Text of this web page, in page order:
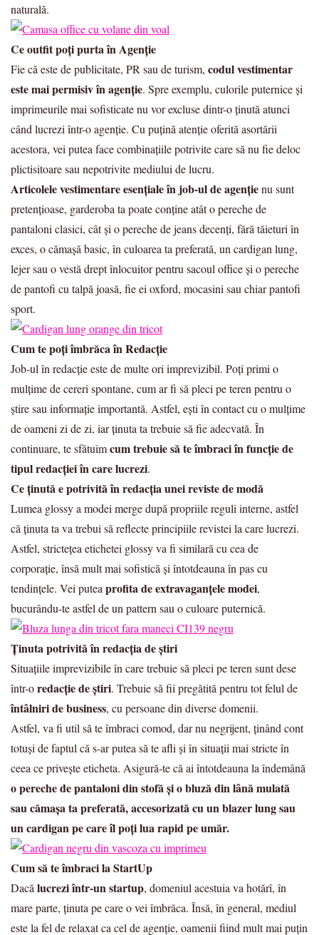
naturală.
Ce outfit poți purta în Agenție
Fie că este de publicitate, PR sau de turism, codul vestimentar
este mai permisiv în agenție. Spre exemplu, culorile puternice și
imprimeurile mai sofisticate nu vor excluse dintr-o ținută atunci
când lucrezi într-o agenție. Cu puțină atenție oferită asortării
acestora, vei putea face combinațiile potrivite care să nu fie deloc
plictisitoare sau nepotrivite mediului de lucru.
Articolele vestimentare esențiale în job-ul de agențienu sunt
pretențioase, garderoba ta poate conține atât o pereche de
pantaloni clasici, cât și o pereche de jeans decenți, fără tăieturi în
exces, o cămașă basic, în culoarea ta preferată, un cardigan lung,
lejer sau o vestă drept înlocuitor pentru sacoul office și o pereche
de pantofi cu talpă joasă, fie ei oxford, mocasini sau chiar pantofi
sport.
Cum te poți îmbrăca în Redacție
Job-ul în redacție este de multe ori imprevizibil. Poți primi o
mulțime de cereri spontane, cum ar fi să pleci pe teren pentru o
știre sau informație importantă. Astfel, ești în contact cu o mulțime
de oameni zi de zi, iar ținuta ta trebuie să fie adecvată. În
continuare, te sfătuimcum trebuie să te îmbraci în funcție de
tipul redacției în care lucrezi.
Ce ținută e potrivită în redacția unei reviste de modă
Lumea glossy a modei merge după propriile reguli interne, astfel
că ținuta ta va trebui să reflecte principiile revistei la care lucrezi.
Astfel, strictețea etichetei glossy va fi similară cu cea de
corporație, însă mult mai sofistică și întotdeauna în pas cu
tendințele. Vei putea profita de extravaganțele modei,
bucurându-te astfel de un pattern sau o culoare puternică.
Ținuta potrivită în redacția de știri
Situațiile imprevizibile în care trebuie să pleci pe teren sunt dese
într-oredacție de știri. Trebuie să fii pregătită pentru tot felul de
întâlniri de business, cu persoane din diverse domenii.
Astfel, va fi util să te îmbraci comod, dar nu negrijent, ținând cont
totuși de faptul că s-ar putea să te afli și în situații mai stricte în
ceea ce privește eticheta. Asigură-te că ai întotdeauna la îndemână
o pereche de pantaloni din stofă și o bluză din lână mulată
sau cămașa ta preferată, accesorizată cu un blazer lung sau
un cardigan pe care îl poți lua rapid pe umăr.
Cum să te îmbraci la StartUp
Dacă lucrezi într-un startup, domeniul acestuia va hotărî, în
mare parte, ținuta pe care o vei îmbrăca. Însă, în general, mediul
este la fel de relaxat ca cel de agenție, oamenii fiind mult mai puțin